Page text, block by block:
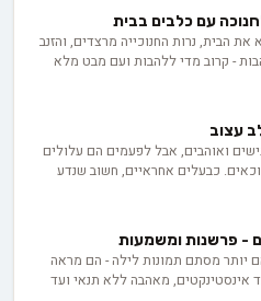
טונים שליליים, את החשיבות הקריטית
הרעיון המסתורי של הטיית קול, ואת
ושבחים מוטיבציוניים.
עם כלבים בבית
את הבית, נרות החנוכייה מרצדים, והזנב
- קרוב מדי ללהבות ועם מבט מלא
בשמחה המשפחתית בבטחה מלאה.
עצוב
ואוהבים, אבל לפעמים הם עלולים
כבעלים אחראיים, חשוב שנדע
שיכולים לרמז על מצוקה רגשית אצל
ללמוד איך לזהות שהכלב שלכם
לעשות כדי לעזור לו להתגבר על
לקרוא. מאמר זה יספק לכם את
- פרשנות ומשמעות
יותר מסתם תמונות לילה - הם מראה
אינסטינקטים, מאהבה ללא תנאי ועד